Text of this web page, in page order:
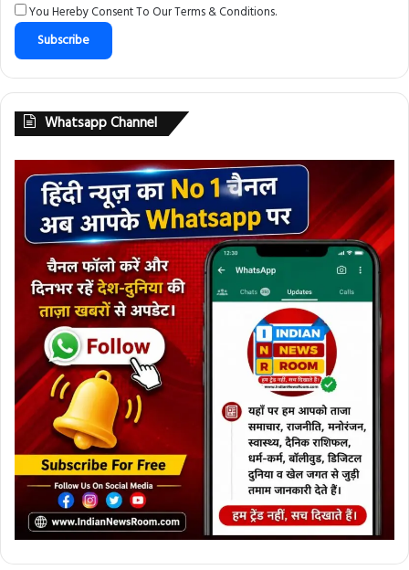
You Hereby Consent To OurTerms & Conditions.
Whatsapp Channel